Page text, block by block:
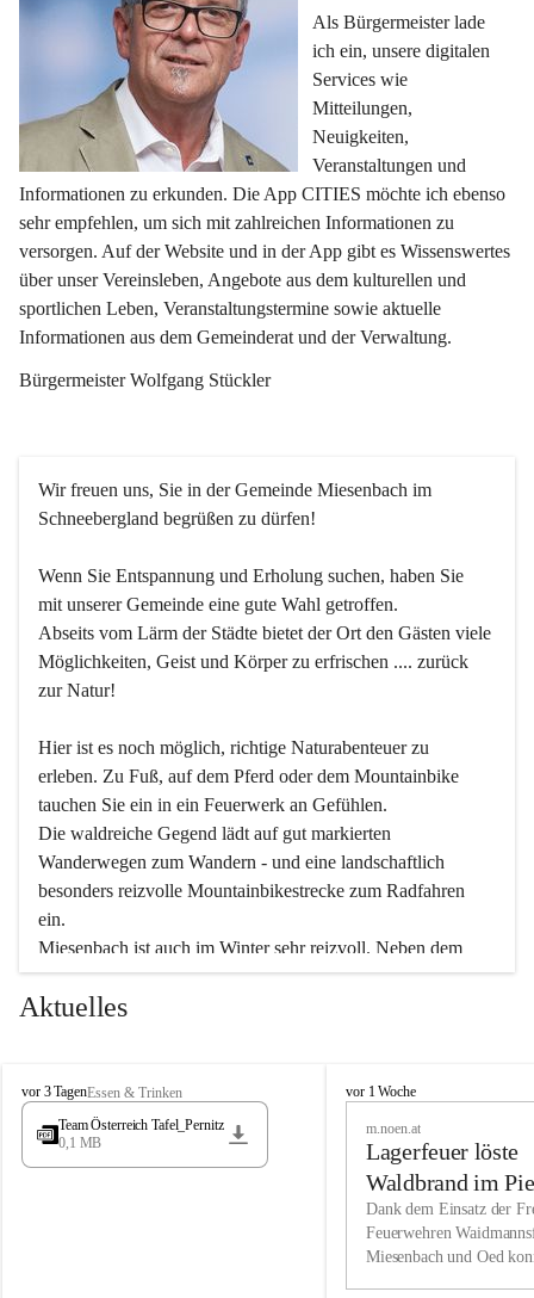
Als Bürgermeister lade
ich ein, unsere digitalen
Services wie
Mitteilungen,
Neuigkeiten,
Veranstaltungen und
Informationen zu erkunden. Die App CITIES möchte ich ebenso
sehr empfehlen, um sich mit zahlreichen Informationen zu
versorgen. Auf der Website und in der App gibt es Wissenswertes
über unser Vereinsleben, Angebote aus dem kulturellen und
sportlichen Leben, Veranstaltungstermine sowie aktuelle
Informationen aus dem Gemeinderat und der Verwaltung.
Bürgermeister Wolfgang Stückler
Wir freuen uns, Sie in der Gemeinde Miesenbach im
Schneebergland begrüßen zu dürfen!
Wenn Sie Entspannung und Erholung suchen, haben Sie
mit unserer Gemeinde eine gute Wahl getroffen.
Abseits vom Lärm der Städte bietet der Ort den Gästen viele
Möglichkeiten, Geist und Körper zu erfrischen .... zurück
zur Natur!
Hier ist es noch möglich, richtige Naturabenteuer zu
erleben. Zu Fuß, auf dem Pferd oder dem Mountainbike
tauchen Sie ein in ein Feuerwerk an Gefühlen.
Die waldreiche Gegend lädt auf gut markierten
Wanderwegen zum Wandern - und eine landschaftlich
besonders reizvolle Mountainbikestrecke zum Radfahren
ein.
Miesenbach ist auch im Winter sehr reizvoll. Neben dem
Eisstockschießen gibt es auf dem nahe gelegenen Unterberg
wunderschöne Naturschneepisten, die zum Schifahren oder
vielfältige Angebot unserer Kulturvereine.
Überzeugen Sie sich selbst, dass Sie in Miesenbach sowie
in den Beherbergungsbetrieben, Gaststätten und urigen
Wir kennen Miesenbach als lebens- und liebenswerten Ort.
Tradition und Innovation werden ebenso groß geschrieben
Aktuelles
M
i
s
vor 3 TagenEssen & Trinken
Team Österreich Tafel_Pernitz
0,1 MB
M
h
vor 1 Woche
m.noen.at
Lagerfeuer löste
Waldbrand im
aus
Dank dem Einsatz der
Feuerwehren
Miesenbach und Oed